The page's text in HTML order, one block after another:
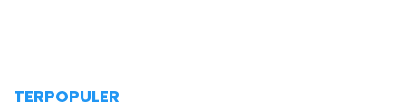
TERPOPULER